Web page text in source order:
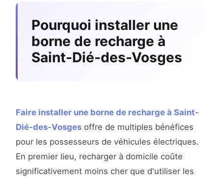
Pourquoi installer une
borne de recharge à
Saint-Dié-des-Vosges
Faire installer une borne de recharge à Saint-
Dié-des-Vosges offre de multiples bénéfices
pour les possesseurs de véhicules électriques.
En premier lieu, recharger à domicile coûte
significativement moins cher que d'utiliser les